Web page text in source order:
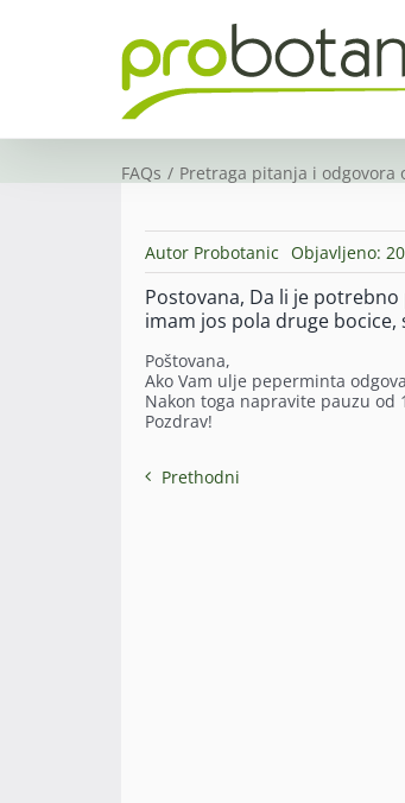
FAQs Pretraga pitanja i odgovora
Autor Probotanic Objavljeno:
Postovana, Da li je
imam jos pola druge
Poštovana,
Ako Vam ulje peperminta
Nakon toga napravite pauzu
Pozdrav!
Prethodni